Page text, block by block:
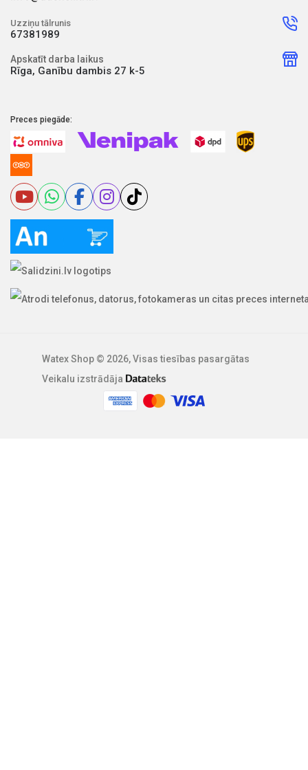
Uzziņu tālrunis
67381989
Apskatīt darba laikus
Rīga, Ganību dambis 27 k-5
Preces piegāde:
Watex Shop © 2026, Visas tiesības pasargātas
Veikalu izstrādāja